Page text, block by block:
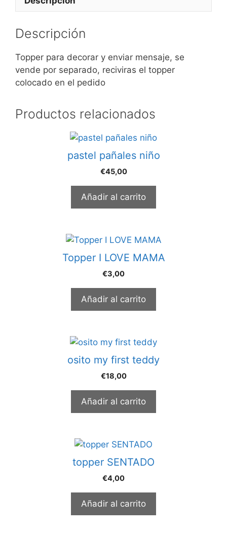
Descripción
Topper para decorar y enviar mensaje, se
vende por separado, reciviras el topper
colocado en el pedido
Productos relacionados
pastel pañales niño
€45,00
Añadir al carrito
Topper I LOVE MAMA
€3,00
Añadir al carrito
osito my first teddy
€18,00
Añadir al carrito
topper SENTADO
€4,00
Añadir al carrito